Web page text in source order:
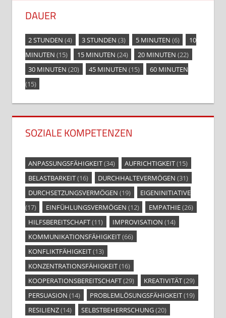
DAUER
2 STUNDEN (4) 3 STUNDEN (3) 5 MINUTEN (6)
10
MINUTEN (15) 15 MINUTEN (24) 20 MINUTEN (22)
30 MINUTEN (20) 45 MINUTEN (15)
60 MINUTEN
(15)
SOZIALE KOMPETENZEN
ANPASSUNGSFÄHIGKEIT(34) AUFRICHTIGKEIT(15)
BELASTBARKEIT(16) DURCHHALTEVERMÖGEN (31)
DURCHSETZUNGSVERMÖGEN (19)
EIGENINITIATIVE
(17)
EINFÜHLUNGSVERMÖGEN (12) EMPATHIE(26)
HILFSBEREITSCHAFT(11) IMPROVISATION (14)
KOMMUNIKATIONSFÄHIGKEIT(66)
KONFLIKTFÄHIGKEIT(13)
KONZENTRATIONSFÄHIGKEIT(16)
KOOPERATIONSBEREITSCHAFT(29) KREATIVITÄT(29)
PERSUASION (14) PROBLEMLÖSUNGSFÄHIGKEIT(19)
RESILIENZ(14) SELBSTBEHERRSCHUNG(20)